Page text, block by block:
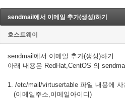
sendmail에서 이메일 추가(생성)하기
호스트웨이
sendmail에서 이메일 추가(생성)하기
아래 내용은 RedHat,CentOS 의
1. /etc/mail/virtusertable 파일 내용에
(이메일주소,이메일아이디)